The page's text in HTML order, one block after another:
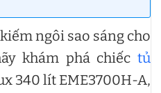
ngôi sao sáng cho
khám phá chiếc tủ
340 lít EME3700H-A,